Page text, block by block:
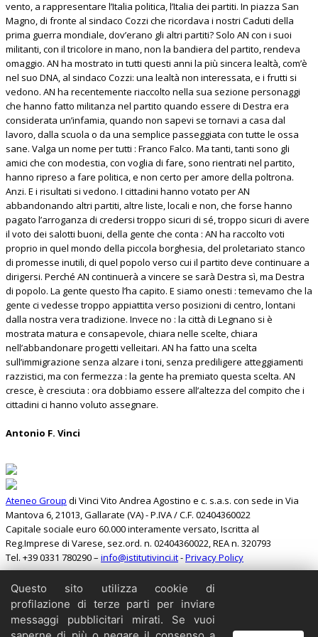
vento, a rappresentare l’Italia politica, l’Italia dei partiti. In piazza San
Magno, di fronte al sindaco Cozzi che ricordava i nostri Caduti della
prima guerra mondiale, dov’erano gli altri partiti? Solo AN con i suoi
militanti, con il tricolore in mano, non la bandiera del partito, rendeva
omaggio. AN ha mostrato in tutti questi anni la più sincera lealtà, com’è
nel suo DNA, al sindaco Cozzi: una lealtà non interessata, e i frutti si
vedono. AN ha recentemente riaccolto nella sua sezione personaggi
che hanno fatto militanza nel partito quando essere di Destra era
considerata un’infamia, quando non sapevi se tornavi a casa dal
lavoro, dalla scuola o da una semplice passeggiata con tutte le ossa
sane. Valga un nome per tutti : Franco Falco. Ma tanti, tanti sono gli
amici che con modestia, con voglia di fare, sono rientrati nel partito,
hanno ripreso a fare politica, e non certo per amore della poltrona.
Anzi. E i risultati si vedono. I cittadini hanno votato per AN
abbandonando altri partiti, altre liste, locali e non, che forse hanno
pagato l’arroganza di credersi troppo sicuri di sé, troppo sicuri di avere
il voto dei salotti buoni, della gente che conta : AN ha raccolto voti
proprio in quel mondo della piccola borghesia, del proletariato stanco
di promesse inutili, di quel popolo verso cui il partito deve continuare a
dirigersi. Perché AN continuerà a vincere se sarà Destra sì, ma Destra
di popolo. La gente questo l’ha capito. E siamo onesti : temevamo che la
gente ci vedesse troppo appiattita verso posizioni di centro, lontani
dalla nostra vera tradizione. Invece no : la città di Legnano si è
mostrata matura e consapevole, chiara nelle scelte, chiara
nell’abbandonare progetti velleitari. AN ha fatto una scelta
sull’immigrazione senza alzare i toni, senza prediligere atteggiamenti
razzistici, ma con fermezza : la gente ha premiato questa scelta. AN
cresce, è cresciuta : ora dobbiamo essere all’altezza del compito che i
cittadini ci hanno voluto assegnare.
Antonio F. Vinci
Ateneo Group di Vinci Vito Andrea Agostino e c. s.a.s. con sede in Via
Mantova 6, 21013, Gallarate (VA) - P.IVA / C.F. 02404360022
Capitale sociale euro 60.000 interamente versato, Iscritta al
Reg.Imprese di Varese, sez.ord. n. 02404360022, REA n. 320793
Tel. +39 0331 780290 – info@istitutivinci.it-Privacy Policy
Search
Home
Il Barbarossa
Questo sito utilizza cookie di
profilazione di terze parti per inviare
messaggi pubblicitari mirati. Se vuoi